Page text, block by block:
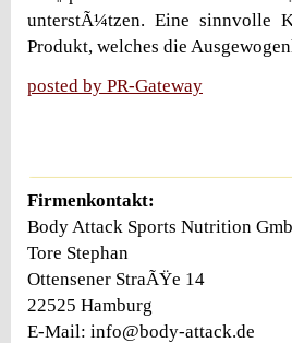
unterstÃ¼tzen. Eine sinnvolle
Produkt, welches die
posted by PR-Gateway
Firmenkontakt:
Body Attack Sports Nutrition
Tore Stephan
Ottensener StraÃŸe 14
22525 Hamburg
E-Mail: info@body-attack.de